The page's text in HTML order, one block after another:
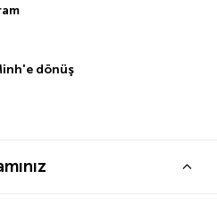
dönüş